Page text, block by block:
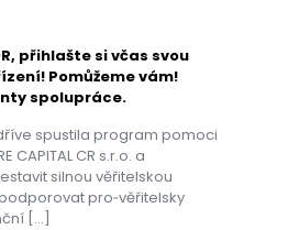
přihlašte si včas svou
Pomůžeme vám!
spolupráce.
spustila program pomoci
CAPITAL CR s.r.o. a
silnou věřitelskou
pro‑věřitelsky
[…]